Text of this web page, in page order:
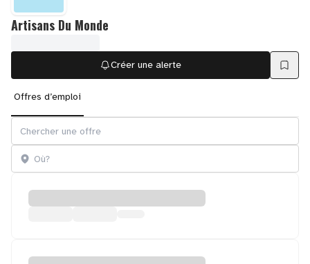
Artisans Du Monde
Créer une alerte
Offres d’emploi